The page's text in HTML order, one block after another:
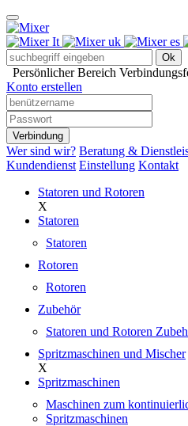
Ok
Persönlicher Bereich
Konto erstellen
Verbindung
Wer sind wir? Beratung &
Kundendienst Einstellung Kontakt
Statoren und Rotoren
X
Statoren
Statoren
Rotoren
Rotoren
Zubehör
Statoren und Rotoren
Spritzmaschinen und Mischer
X
Spritzmaschinen
Maschinen zum
Spritzmaschinen